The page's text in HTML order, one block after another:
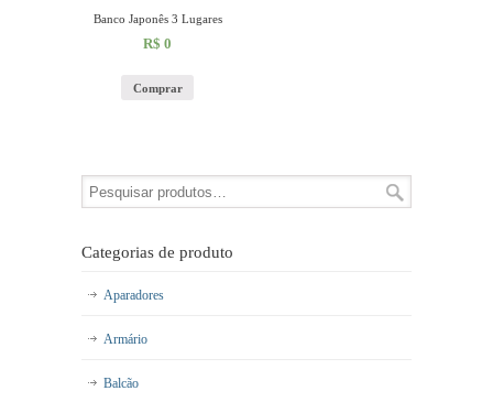
Banco Japonês 3 Lugares
R$ 0
Comprar
Categorias de produto
Aparadores
Armário
Balcão